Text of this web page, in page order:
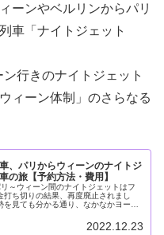
ーンやベルリンからパリ
車「ナイトジェット
行きのナイトジェット
ィーン体制」のさらなる
、パリからウィーンのナイトジ
の旅【予約方法・費用】
～ウィーン間のナイトジェットはフ
打ち切りの結果、再度廃止されまし
見ても分かる通り、なかなかヨーロ
2022.12.23